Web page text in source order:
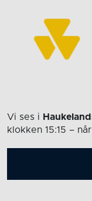
Vi ses i
klokken 15:15 – når